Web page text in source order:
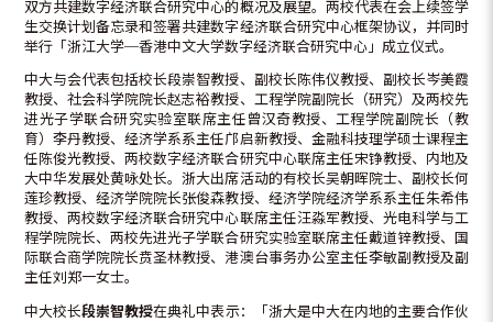
双方共建数字经济联合研究中心的概况及展望。两校代表在会上续签学
生交换计划备忘录和签署共建数字经济联合研究中心框架协议，并同时
举行「浙江大学─香港中文大学数字经济联合研究中心」成立仪式。
中大与会代表包括校长段崇智教授、副校长陈伟仪教授、副校长岑美霞
教授、社会科学院院长赵志裕教授、工程学院副院长（研究）及两校先
进光子学联合研究实验室联席主任曾汉奇教授、工程学院副院长（教
育）李丹教授、经济学系系主任邝启新教授、金融科技理学硕士课程主
任陈俊光教授、两校数字经济联合研究中心联席主任宋铮教授、内地及
大中华发展处黄咏处长。浙大出席活动的有校长吴朝晖院士、副校长何
莲珍教授、经济学院院长张俊森教授、经济学院经济学系系主任朱希伟
教授、两校数字经济联合研究中心联席主任汪淼军教授、光电科学与工
程学院院长、两校先进光子学联合研究实验室联席主任戴道锌教授、国
际联合商学院院长贲圣林教授、港澳台事务办公室主任李敏副教授及副
主任刘郑一女士。
中大校长段崇智教授在典礼中表示：「浙大是中大在内地的主要合作伙